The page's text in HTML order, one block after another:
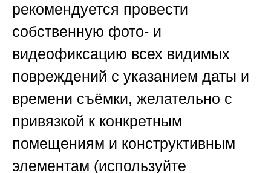
рекомендуется провести
собственную фото- и
видеофиксацию всех видимых
повреждений с указанием даты и
времени съёмки, желательно с
привязкой к конкретным
помещениям и конструктивным
элементам (используйте